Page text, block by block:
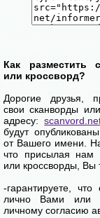
Как разместить
или кроссворд?
Дорогие друзья,
свои сканворды
адресу:
будут
от Вашего имени.
что присылая нам
или кроссворды,
-гарантируете,
лично Вами или
личному согласию